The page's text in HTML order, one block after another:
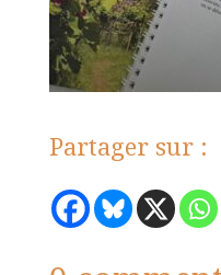
Partager sur :